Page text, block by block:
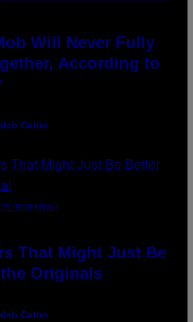
Will Never Fully
According to
Catlin
REDFERNS)
That Might Just Be
Originals
Catlin